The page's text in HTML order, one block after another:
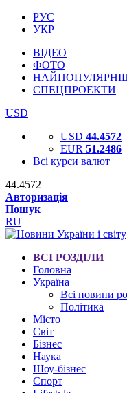
РУС
УКР
ВІДЕО
ФОТО
СПЕЦПРОЕКТИ
USD
USD 44.4572
EUR 51.2486
Всі курси валют
44.4572
Авторизація
Пошук
RU
ВСІ РОЗДІЛИ
Головна
Україна
Всі новини
Політика
Місто
Світ
Бізнес
Наука
Шоу-бізнес
Спорт